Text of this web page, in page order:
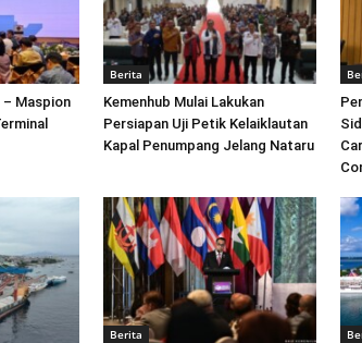
– Maspion
Berita
Kemenhub Mulai Lakukan
Persiapan Uji Petik Kelaiklautan
Kapal Penumpang Jelang Nataru
Berita